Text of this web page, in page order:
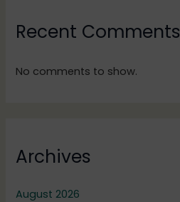
Recent Comments
No comments to show.
Archives
August 2026